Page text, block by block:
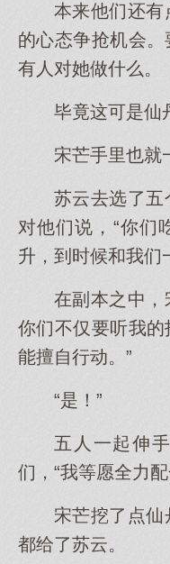
本来他们还
的心态争抢机会
有人对她做什么。
毕竟这可是仙
宋芒手里也就
苏云去选了五
对他们说，“你们
升，到时候和我们
在副本之中，
你们不仅要听我
能擅自行动。”
“是！”
五人一起伸
们，“我等愿全力
宋芒挖了点
都给了苏云。